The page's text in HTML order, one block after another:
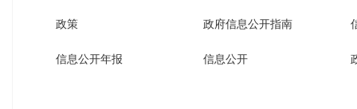
政策 政府信息公开指南
信息公开年报 信息公开